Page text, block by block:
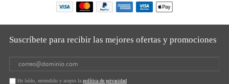
Suscríbete para recibir las mejores ofertas y promociones
He leído, entendido y acepto la política de privacidad